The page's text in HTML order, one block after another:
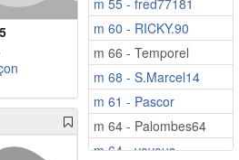
f 71 - Marie1810
f 74 - madaphnee
m 55 - fred77181
m 60 - RICKY.90
m 66 - Temporel
m 68 - S.Marcel14
m 61 - Pascor
m 64 - Palombes64
m 64 - voyous